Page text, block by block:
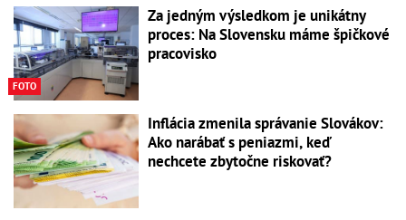
FOTO
Za jedným výsledkom je unikátny
proces: Na Slovensku máme špičkové
pracovisko
Inflácia zmenila správanie Slovákov:
Ako narábať s peniazmi, keď
nechcete zbytočne riskovať?